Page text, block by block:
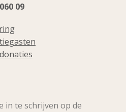
09
in te schrijven op de